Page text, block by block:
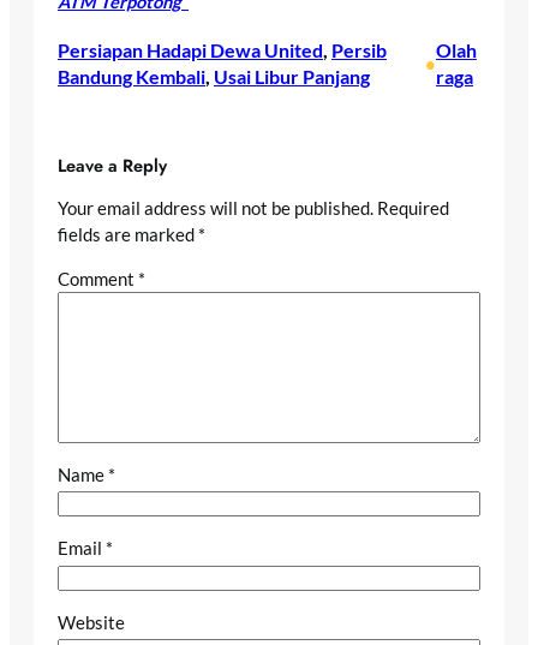
Persiapan Hadapi Dewa United, Persib
Bandung Kembali, Usai Libur Panjang
•
Olah
raga
Leave a Reply
Your email address will not be published. Required
fields are marked *
Comment *
Name *
Email *
Website